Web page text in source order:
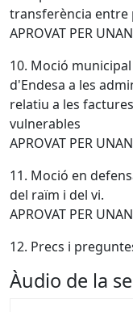
transferència
APROVAT PER
10. Moció
d'Endesa a les
relatiu a les
vulnerables
APROVAT PER
11. Moció en
del raïm i del vi.
APROVAT PER
12. Precs i
Àudio de la